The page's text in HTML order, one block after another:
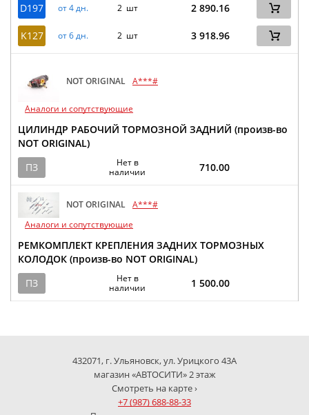
D197 от 4 дн. 2 шт 2 890.16
K127 от 6 дн. 2 шт 3 918.96
NOT ORIGINAL A***#
Аналоги и сопутствующие
ЦИЛИНДР РАБОЧИЙ ТОРМОЗНОЙ ЗАДНИЙ (произв-во
NOT ORIGINAL)
ПЗ
Нет в
наличии
710.00
NOT ORIGINAL A***#
Аналоги и сопутствующие
РЕМКОМПЛЕКТ КРЕПЛЕНИЯ ЗАДНИХ ТОРМОЗНЫХ
КОЛОДОК (произв-во NOT ORIGINAL)
ПЗ
Нет в
наличии
1 500.00
432071, г. Ульяновск, ул. Урицкого 43А
магазин «АВТОСИТИ» 2 этаж
Смотреть на карте ›
+7 (987) 688-88-33